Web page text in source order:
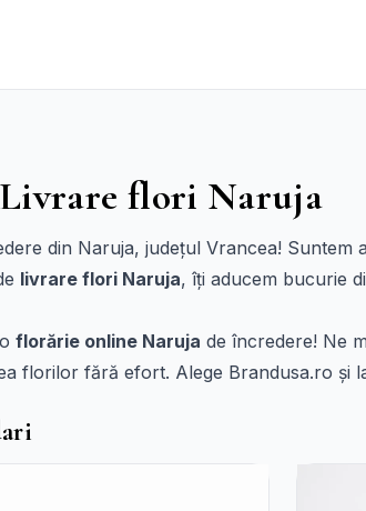
flori Naruja
din Naruja, județul Vrancea!
livrare flori Naruja, îți aducem bucurie
florărie online Naruja de încredere! Ne
florilor fără efort. Alege Brandusa.ro și